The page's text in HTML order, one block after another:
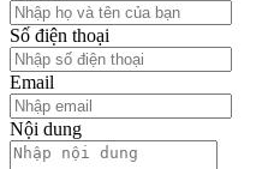
Số điện thoại
Email
Nội dung